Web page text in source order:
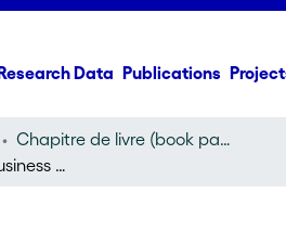
Data Publications
Chapitre de livre (book part)
Zwischen ethnic-business und Assimilation : die ausländischen Firmengründer in der Schweiz